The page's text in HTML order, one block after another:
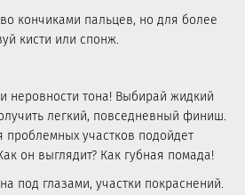
кончиками пальцев, но для более
кисти или спонж.
неровности тона! Выбирай жидкий
легкий, повседневный финиш.
проблемных участков подойдет
он выглядит? Как губная помада!
под глазами, участки покраснений.